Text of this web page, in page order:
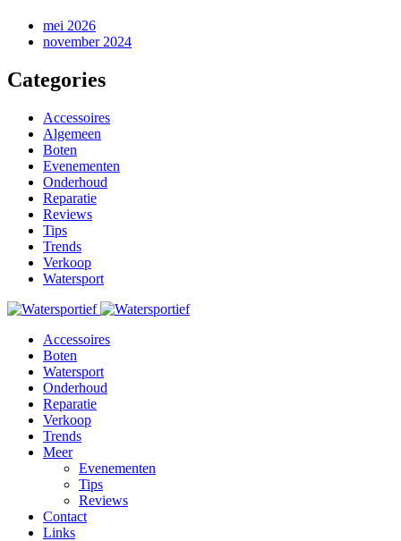
mei 2026
november 2024
Categories
Accessoires
Algemeen
Boten
Evenementen
Onderhoud
Reparatie
Reviews
Tips
Trends
Verkoop
Watersport
Accessoires
Boten
Watersport
Onderhoud
Reparatie
Verkoop
Trends
Meer
Evenementen
Tips
Reviews
Contact
Links